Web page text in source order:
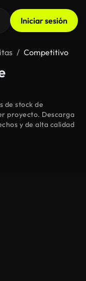
Iniciar sesión
Competitivo
de stock de
proyecto. Descarga
y de alta calidad